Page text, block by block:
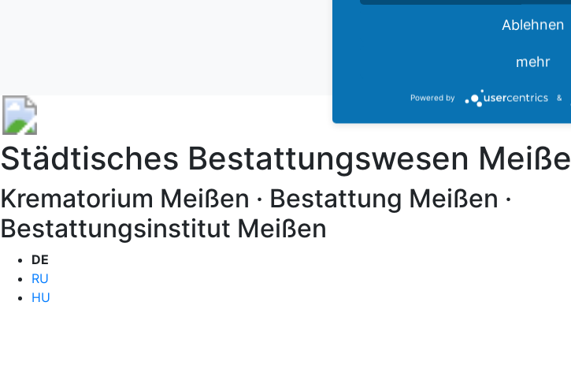
Datenschutz
Städtisches Bestattungswesen
Krematorium Meißen · Bestattung Meißen ·
Bestattungsinstitut Meißen
DE
RU
HU
Ablehnen
mehr
Powered by &